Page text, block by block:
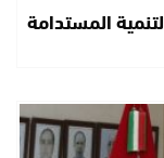
المستدامة